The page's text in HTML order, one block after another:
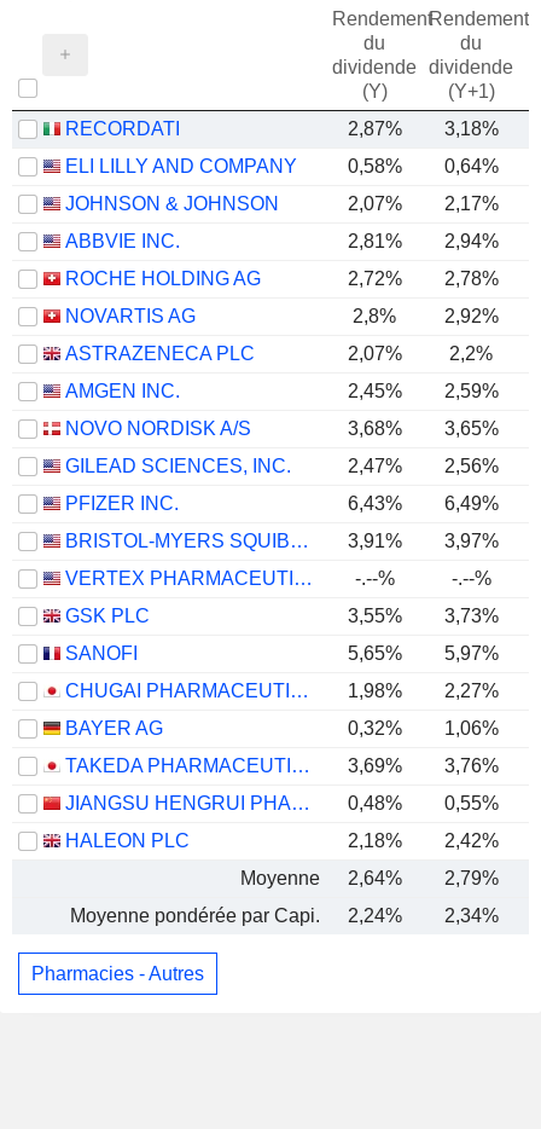
Rendement
du
dividende
(Y)
Rendement
du
dividende
(Y+1)
RECORDATI 2,87%
3,18%
ELI LILLY AND COMPANY
0,58%
0,64%
JOHNSON & JOHNSON
2,07% 2,17%
ABBVIE INC.
2,81% 2,94%
ROCHE HOLDING AG
2,72% 2,78%
NOVARTIS AG
2,8% 2,92%
ASTRAZENECA PLC
2,07% 2,2%
AMGEN INC.
2,45% 2,59%
NOVO NORDISK A/S
3,68% 3,65%
GILEAD SCIENCES, INC.
2,47% 2,56%
PFIZER INC.
6,43% 6,49%
BRISTOL-MYERS SQUIBB COMPANY
3,91% 3,97%
VERTEX PHARMACEUTICALS INCORPORATED
-.--% -.--%
GSK PLC
3,55% 3,73%
SANOFI
5,65% 5,97%
CHUGAI PHARMACEUTICAL CO., LTD.
1,98% 2,27%
BAYER AG
0,32% 1,06%
TAKEDA PHARMACEUTICAL COMPANY LIMITED
3,69% 3,76%
JIANGSU HENGRUI PHARMACEUTICALS CO.,LTD
0,48% 0,55%
HALEON PLC
2,18% 2,42%
Moyenne
2,64% 2,79%
Moyenne pondérée par Capi.
2,24% 2,34%
Pharmacies - Autres